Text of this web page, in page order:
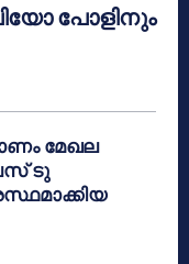
പോളിനും
മേഖല
ടു